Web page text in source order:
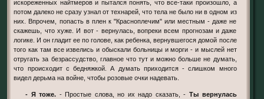
искореженных найтмеров и пытался понять, что все-таки произошло, а
потом далеко не сразу узнал от технарей, что тела не было ни в одном из
них. Впрочем, попасть в плен к "Красноплечим" или местным - даже не
скажешь, что хуже. И вот - вернулась, вопреки всем прогнозам и даже
логике. И он гладит ее по голове, как ребенка, вернувшегося домой после
того как там все извелись и обыскали больницы и морги - и мыслей нет
отругать за безрассудство, главное что тут и можно больше не думать,
что происходит с бедняжкой. А думать приходится - слишком много
видел дерьма на войне, чтобы розовые очки надевать.
- Я тоже. - Простые слова, но их надо сказать, - Ты вернулась